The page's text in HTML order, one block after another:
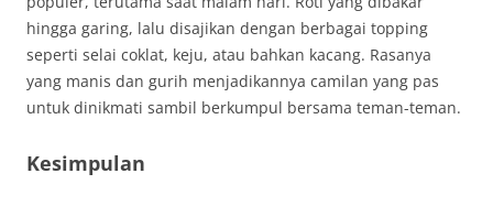
hingga garing, lalu disajikan dengan berbagai topping
seperti selai coklat, keju, atau bahkan kacang. Rasanya
yang manis dan gurih menjadikannya camilan yang pas
untuk dinikmati sambil berkumpul bersama teman-teman.
Kesimpulan